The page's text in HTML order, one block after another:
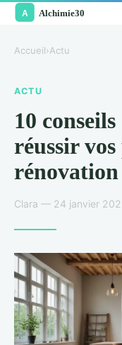
Accueil›Actu
ACTU
10
réussir
rénovation
Clara — 24 janvier